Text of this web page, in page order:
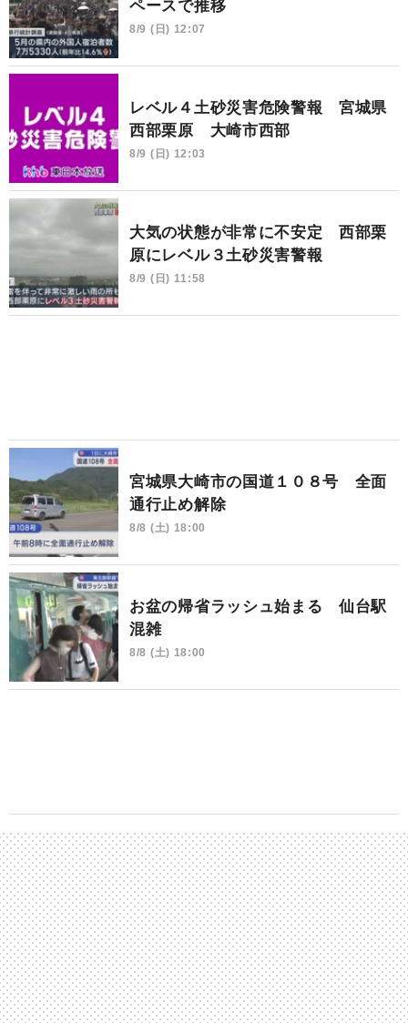
ペースで推移
8/9 (日) 12:07
レベル４土砂災害危険警報 宮城県
西部栗原 大崎市西部
8/9 (日) 12:03
大気の状態が非常に不安定 西部栗
原にレベル３土砂災害警報
8/9 (日) 11:58
宮城県大崎市の国道１０８号 全面
通行止め解除
8/8 (土) 18:00
お盆の帰省ラッシュ始まる 仙台駅
混雑
8/8 (土) 18:00